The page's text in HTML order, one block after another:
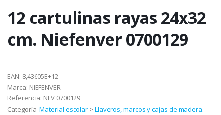
12 cartulinas rayas 24x32
cm. Niefenver 0700129
EAN: 8,43605E+12
Marca: NIEFENVER
Referencia: NFV 0700129
Categoría: Material escolar > Llaveros, marcos y cajas de madera.